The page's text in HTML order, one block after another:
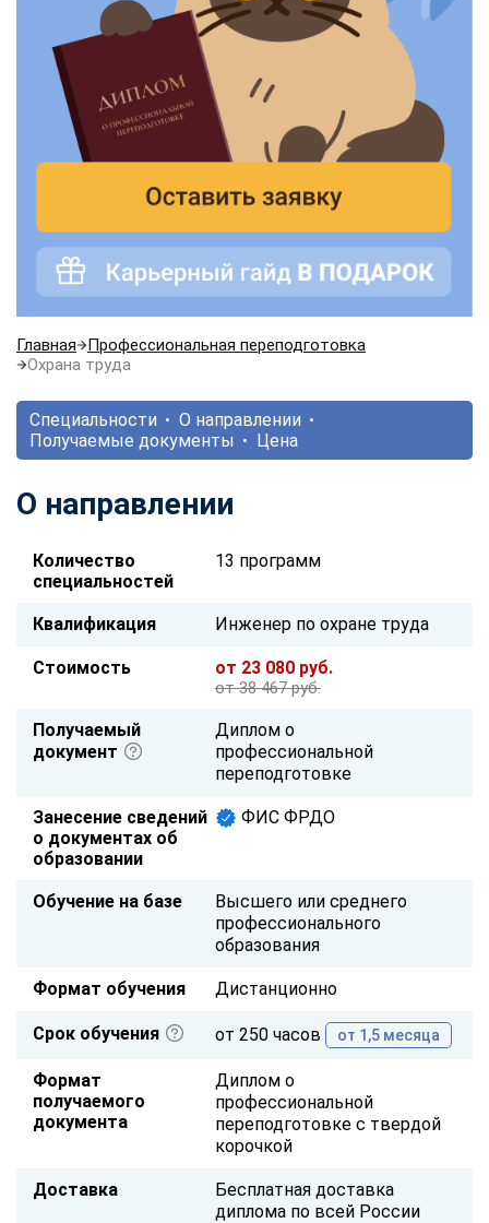
Главная
Профессиональная переподготовка
Охрана труда
Специальности
О направлении
Получаемые документы
Цена
О направлении
Количество
специальностей
13 программ
Квалификация Инженер по охране труда
Стоимость от 23 080 руб.
от 38 467 руб.
Получаемый
документ
Диплом о
профессиональной
переподготовке
Занесение сведений
о документах об
образовании
ФИС ФРДО
Обучение на базе
Высшего или среднего
профессионального
образования
Формат обучения Дистанционно
Срок обучения от 250 часов от 1,5 месяца
Формат
получаемого
документа
Диплом о
профессиональной
переподготовке с твердой
корочкой
Доставка
Бесплатная доставка
диплома по всей России